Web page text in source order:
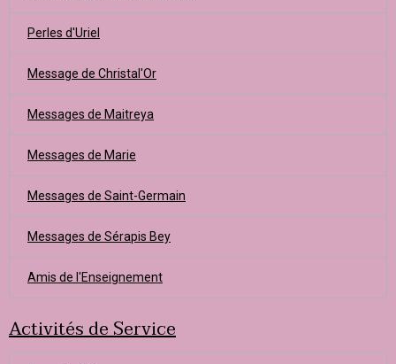
Perles d'Uriel
Message de Christal'Or
Messages de Maitreya
Messages de Marie
Messages de Saint-Germain
Messages de Sérapis Bey
Amis de l'Enseignement
Activités de Service